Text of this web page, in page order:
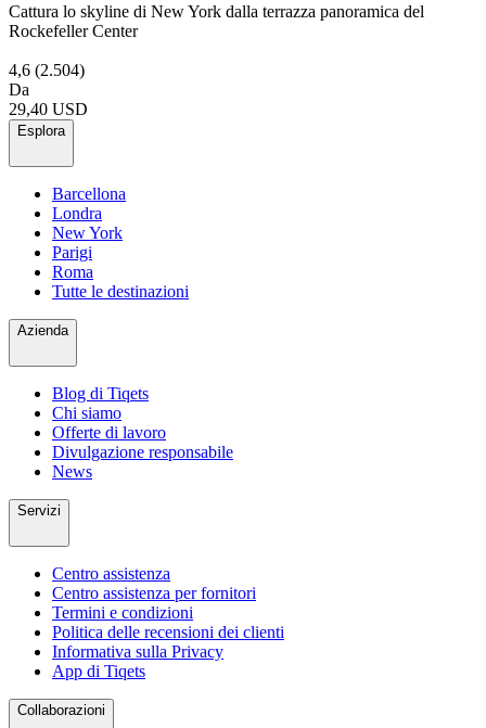
Cattura lo skyline di New York dalla terrazza panoramica del
Rockefeller Center
4,6 (2.504)
Da
29,40 USD
Esplora
Barcellona
Londra
New York
Parigi
Roma
Tutte le destinazioni
Azienda
Blog di Tiqets
Chi siamo
Offerte di lavoro
Divulgazione responsabile
News
Servizi
Centro assistenza
Centro assistenza per fornitori
Termini e condizioni
Politica delle recensioni dei clienti
Informativa sulla Privacy
App di Tiqets
Collaborazioni